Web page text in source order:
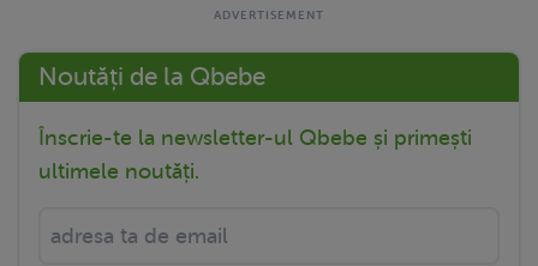
Noutăți de la Qbebe
Înscrie-te la newsletter-ul Qbebe și primești
ultimele noutăți.